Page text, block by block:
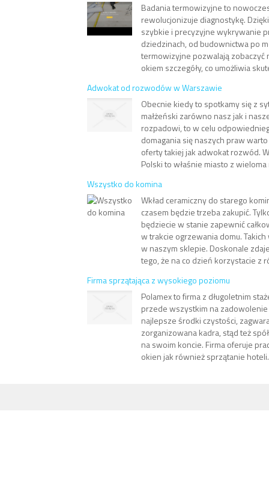
Badania termowizyjne to
rewolucjonizuje diagnostykę.
szybkie i precyzyjne wykrywanie
dziedzinach, od budownictwa po
termowizyjne pozwalają zobaczyć
okiem szczegóły, co umożliwia
Adwokat od rozwodów w Warszawie
Obecnie kiedy to spotkamy się z
małżeński zarówno nasz jak i
rozpadowi, to w celu
domagania się naszych praw
oferty takiej jak adwokat rozwód.
Polski to właśnie miasto z wieloma
Wszystko do komina
Wkład ceramiczny do starego
czasem będzie trzeba zakupić.
będziecie w stanie zapewnić
w trakcie ogrzewania domu.
w naszym sklepie. Doskonale
tego, że na co dzień korzystacie z
Firma sprzątająca z wysokiego poziomu
Polamex to firma z długoletnim
przede wszystkim na
najlepsze środki czystości,
zorganizowana kadra, stąd też
na swoim koncie. Firma oferuje
okien jak również sprzątanie